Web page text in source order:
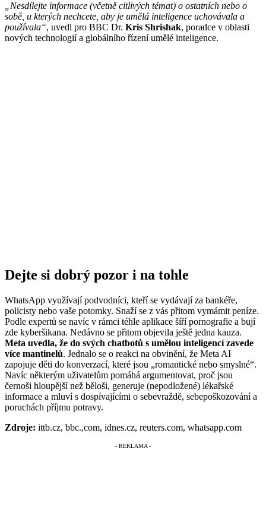
„Nesdílejte informace (včetně citlivých témat) o ostatních nebo o
sobě, u kterých nechcete, aby je umělá inteligence uchovávala a
používala“, uvedl pro BBC Dr. Kris Shrishak, poradce v oblasti
nových technologií a globálního řízení umělé inteligence.
Dejte si dobrý pozor i na tohle
WhatsApp využívají podvodníci, kteří se vydávají za bankéře,
policisty nebo vaše potomky. Snaží se z vás přitom vymámit peníze.
Podle expertů se navíc v rámci téhle aplikace šíří pornografie a bují
zde kyberšikana. Nedávno se přitom objevila ještě jedna kauza.
Meta uvedla, že do svých chatbotů s umělou inteligencí zavede
více mantinelů. Jednalo se o reakci na obvinění, že Meta AI
zapojuje děti do konverzací, které jsou „romantické nebo smyslné“.
Navíc některým uživatelům pomáhá argumentovat, proč jsou
černoši hloupější než běloši, generuje (nepodložené) lékařské
informace a mluví s dospívajícími o sebevraždě, sebepoškozování a
poruchách příjmu potravy.
Zdroje: ittb.cz, bbc.,com, idnes.cz, reuters.com, whatsapp.com